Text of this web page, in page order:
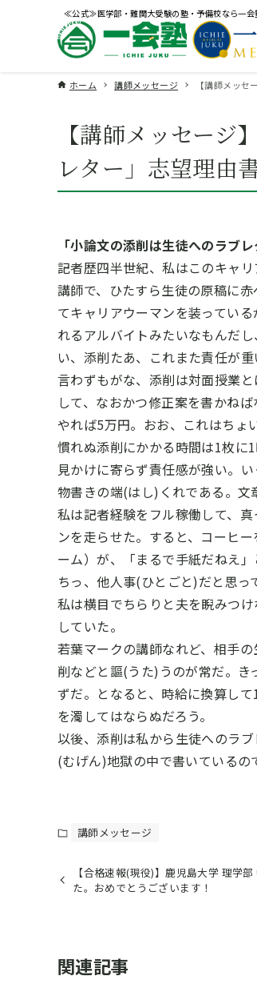
≪公式≫医学部・難関大受験の塾・予備校なら一会
ホーム 講師メッセージ 【講師メッ
【講師メッセー
レター」志望理由
「小論文の添削は生徒への
記者歴四半世紀、私はこのキャ
講師で、ひたすら生徒の原稿に
てキャリアウーマンを装ってい
れるアルバイトみたいなもんだ
い、添削たあ、これまた責任が重
言わずもがな、添削は対面授業
して、なおかつ修正案を書かねば
やれば5万円。おお、これはちょ
慣れぬ添削にかかる時間は1枚に1
見かけに寄らず責任感が強い。
物書きの端(はし)くれである。文
私は記者経験をフル稼働して、
ンを走らせた。すると、コーヒー
ーム）が、「まるで手紙だねえ」
ちっ、他人事(ひとごと)だと思っ
私は横目でちらりと夫を睨みつ
していた。
若葉マークの講師なれど、相手
削などと謳(うた)うのが常だ。き
ずだ。となると、時給に換算して
を濁してはならぬだろう。
以後、添削は私から生徒へのラ
(むげん)地獄の中で書いているの
講師メッセージ
【合格速報(現役)】鹿児島大学 理学
た。おめでとうございます！
関連記事